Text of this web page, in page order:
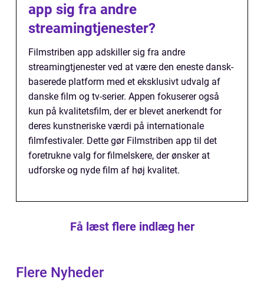
app sig fra andre
streamingtjenester?
Filmstriben app adskiller sig fra andre
streamingtjenester ved at være den eneste dansk-
baserede platform med et eksklusivt udvalg af
danske film og tv-serier. Appen fokuserer også
kun på kvalitetsfilm, der er blevet anerkendt for
deres kunstneriske værdi på internationale
filmfestivaler. Dette gør Filmstriben app til det
foretrukne valg for filmelskere, der ønsker at
udforske og nyde film af høj kvalitet.
Få læst flere indlæg her
Flere Nyheder